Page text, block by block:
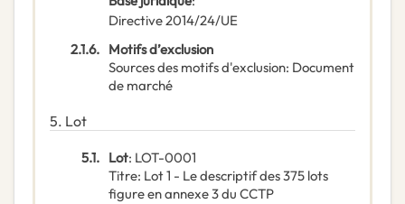
Directive 2014/24/UE
2.1.6. Motifs d’exclusion
Sources des motifs d'exclusion: Document
de marché
5. Lot
5.1. Lot: LOT-0001
Titre: Lot 1 - Le descriptif des 375 lots
figure en annexe 3 du CCTP